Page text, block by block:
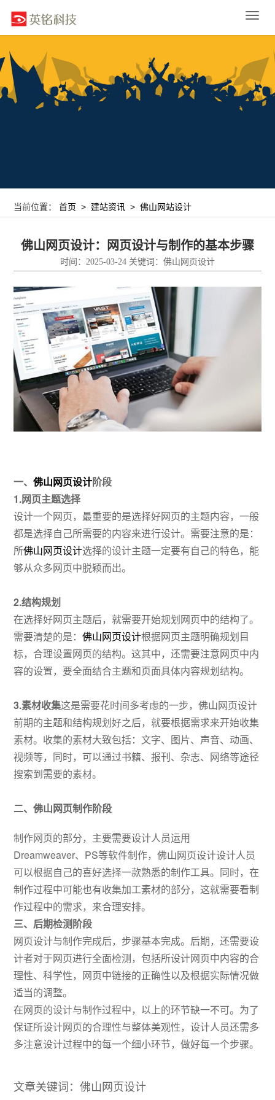
Toggle
当前位置：首页 >建站资讯 >佛山网站设计
佛山网页设计：网页设计与制作的基本步骤
时间：2025-03-24 关键词：佛山网页设计
一、佛山网页设计阶段
1.网页主题选择
设计一个网页，最重要的是选择好网页的主题内容，一般
都是选择自己所需要的内容来进行设计。需要注意的是：
所佛山网页设计选择的设计主题一定要有自己的特色，能
够从众多网页中脱颖而出。
2.结构规划
在选择好网页主题后，就需要开始规划网页中的结构了。
需要清楚的是：佛山网页设计根据网页主题明确规划目
标，合理设置网页的结构。这其中，还需要注意网页中内
容的设置，要全面结合主题和页面具体内容规划结构。
3.素材收集这是需要花时间多考虑的一步，佛山网页设计
前期的主题和结构规划好之后，就要根据需求来开始收集
素材。收集的素材大致包括：文字、图片、声音、动画、
视频等，同时，可以通过书籍、报刊、杂志、网络等途径
搜索到需要的素材。
二、佛山网页制作阶段
制作网页的部分，主要需要设计人员运用
Dreamweaver、PS等软件制作，佛山网页设计设计人员
可以根据自己的喜好选择一款熟悉的制作工具。同时，在
制作过程中可能也有收集加工素材的部分，这就需要看制
作过程中的需求，来合理安排。
三、后期检测阶段
网页设计与制作完成后，步骤基本完成。后期，还需要设
计者对于网页进行全面检测，包括所设计网页中内容的合
理性、科学性，网页中链接的正确性以及根据实际情况做
适当的调整。
在网页的设计与制作过程中，以上的环节缺一不可。为了
保证所设计网页的合理性与整体美观性，设计人员还需多
多注意设计过程中的每一个细小环节，做好每一个步骤。
文章关键词：佛山网页设计